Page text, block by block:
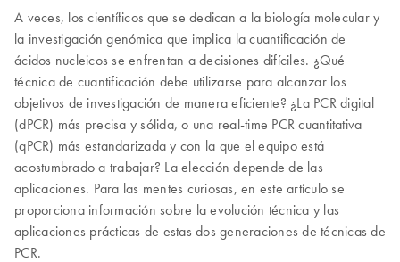
A veces, los científicos que se dedican a la biología molecular y
la investigación genómica que implica la cuantificación de
ácidos nucleicos se enfrentan a decisiones difíciles. ¿Qué
técnica de cuantificación debe utilizarse para alcanzar los
objetivos de investigación de manera eficiente? ¿La PCR digital
(dPCR) más precisa y sólida, o una real-time PCR cuantitativa
(qPCR) más estandarizada y con la que el equipo está
acostumbrado a trabajar? La elección depende de las
aplicaciones. Para las mentes curiosas, en este artículo se
proporciona información sobre la evolución técnica y las
aplicaciones prácticas de estas dos generaciones de técnicas de
PCR.